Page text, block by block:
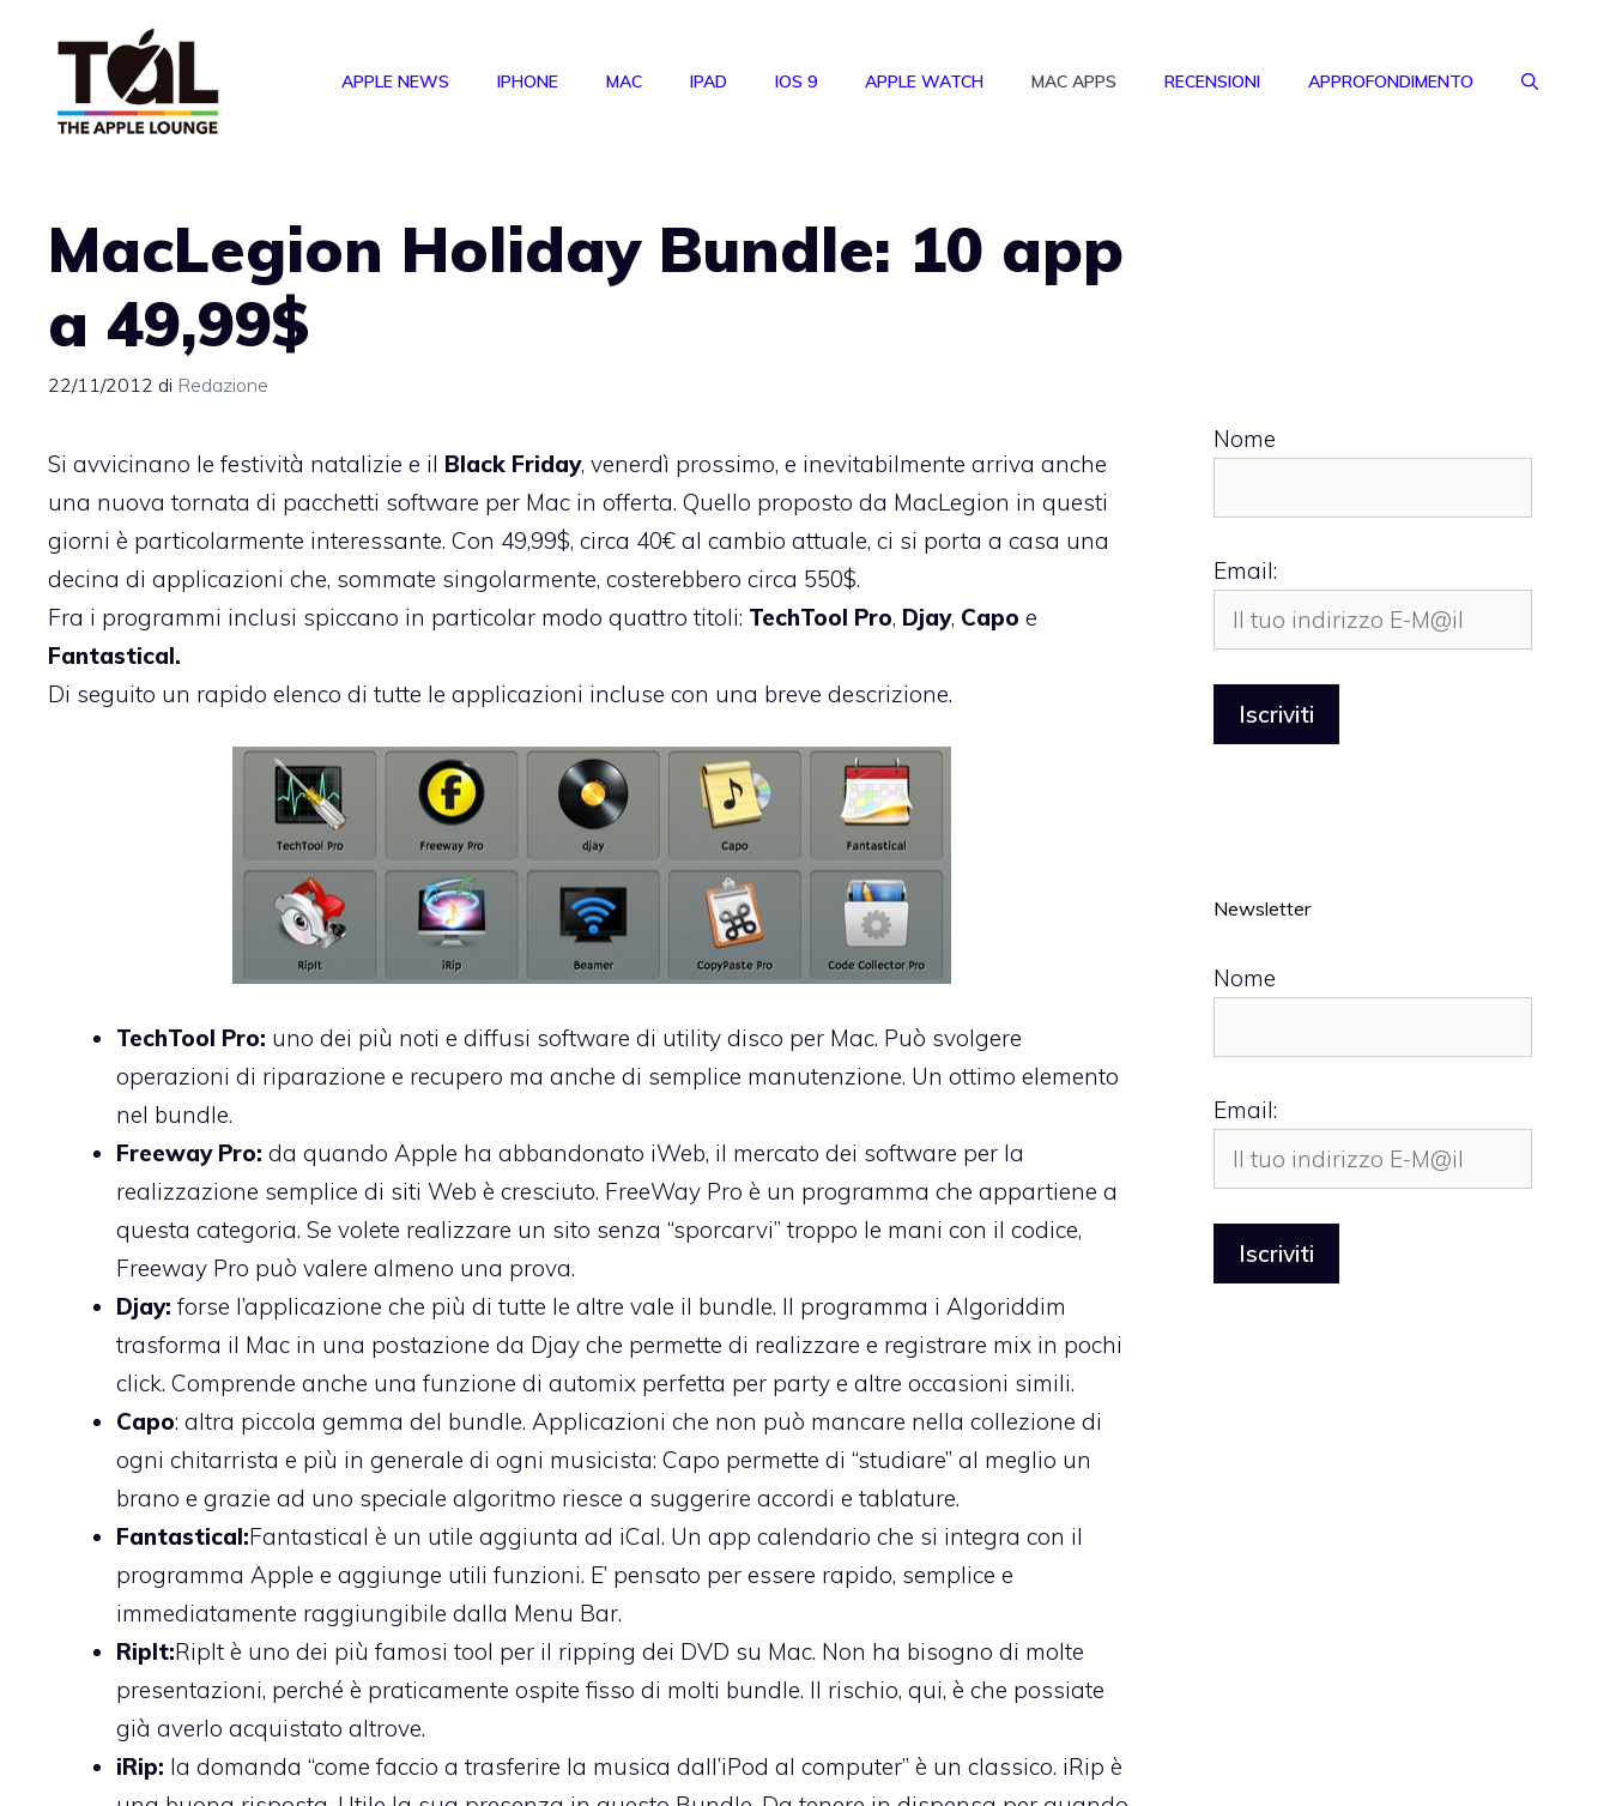
APPLE NEWS IPHONE MAC IPAD IOS 9 APPLE WATCH MAC APPS RECENSIONI APPROFONDIMENTO
MacLegion Holiday Bundle: 10 app
a 49,99$
22/11/2012 di Redazione
Si avvicinano le festività natalizie e il Black Friday, venerdì prossimo, e inevitabilmente arriva anche
una nuova tornata di pacchetti software per Mac in offerta. Quello proposto da MacLegion in questi
giorni è particolarmente interessante. Con 49,99$, circa 40€ al cambio attuale, ci si porta a casa una
decina di applicazioni che, sommate singolarmente, costerebbero circa 550$.
Fra i programmi inclusi spiccano in particolar modo quattro titoli: TechTool Pro, Djay, Capo e
Fantastical.
Di seguito un rapido elenco di tutte le applicazioni incluse con una breve descrizione.
TechTool Pro: uno dei più noti e diffusi software di utility disco per Mac. Può svolgere
operazioni di riparazione e recupero ma anche di semplice manutenzione. Un ottimo elemento
nel bundle.
Freeway Pro: da quando Apple ha abbandonato iWeb, il mercato dei software per la
realizzazione semplice di siti Web è cresciuto. FreeWay Pro è un programma che appartiene a
questa categoria. Se volete realizzare un sito senza “sporcarvi” troppo le mani con il codice,
Freeway Pro può valere almeno una prova.
Djay: forse l’applicazione che più di tutte le altre vale il bundle. Il programma i Algoriddim
trasforma il Mac in una postazione da Djay che permette di realizzare e registrare mix in pochi
click. Comprende anche una funzione di automix perfetta per party e altre occasioni simili.
Capo: altra piccola gemma del bundle. Applicazioni che non può mancare nella collezione di
ogni chitarrista e più in generale di ogni musicista: Capo permette di “studiare” al meglio un
brano e grazie ad uno speciale algoritmo riesce a suggerire accordi e tablature.
Fantastical:Fantastical è un utile aggiunta ad iCal. Un app calendario che si integra con il
programma Apple e aggiunge utili funzioni. E’ pensato per essere rapido, semplice e
immediatamente raggiungibile dalla Menu Bar.
RipIt:RipIt è uno dei più famosi tool per il ripping dei DVD su Mac. Non ha bisogno di molte
presentazioni, perché è praticamente ospite fisso di molti bundle. Il rischio, qui, è che possiate
già averlo acquistato altrove.
iRip: la domanda “come faccio a trasferire la musica dall’iPod al computer” è un classico. iRip è
Nome
Email:
Newsletter
Nome
Email: